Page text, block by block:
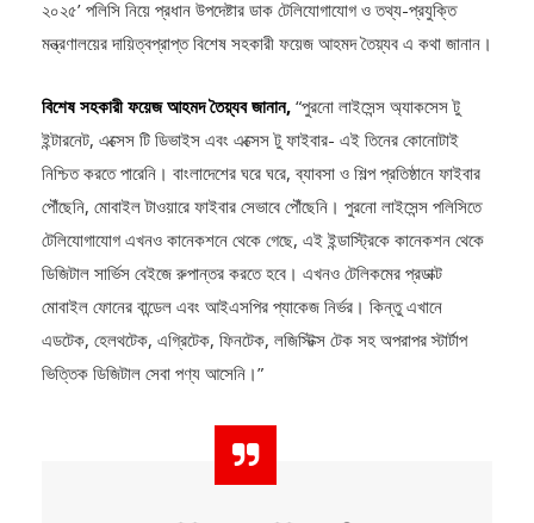
মন্ত্রণালয়ের দায়িত্বপ্রাপ্ত বিশেষ সহকারী ফয়েজ আহমদ তৈয়্যব এ কথা জানান।
ইন্টারনেট, এক্সেস টি ডিভাইস এবং এক্সেস টু ফাইবার- এই তিনের কোনোটাই
নিশ্চিত করতে পারেনি। বাংলাদেশের ঘরে ঘরে, ব্যাবসা ও শিল্প প্রতিষ্ঠানে ফাইবার
পৌঁছেনি, মোবাইল টাওয়ারে ফাইবার সেভাবে পৌঁছেনি। পুরনো লাইসেন্স পলিসিতে
টেলিযোগাযোগ এখনও কানেকশনে থেকে গেছে, এই ইন্ডাস্ট্রিকে কানেকশন থেকে
ডিজিটাল সার্ভিস বেইজে রুপান্তর করতে হবে। এখনও টেলিকমের প্রডাক্ট
মোবাইল ফোনের বান্ডেল এবং আইএসপির প্যাকেজ নির্ভর। কিন্তু এখানে
এডটেক, হেলথটেক, এগ্রিটেক, ফিনটেক, লজিস্টিক্স টেক সহ অপরাপর স্টার্টাপ
ভিত্তিক ডিজিটাল সেবা পণ্য আসেনি।”